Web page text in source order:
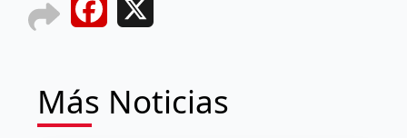
Facebook
Más Noticias